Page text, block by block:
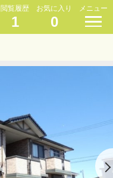
閲覧履歴
1
お気に入り
0
メニュー